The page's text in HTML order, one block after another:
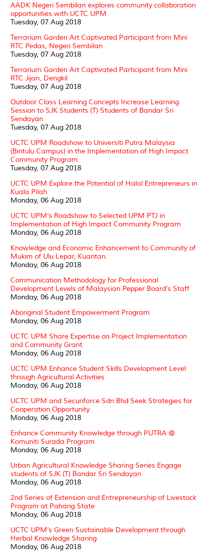
AADK Negeri Sembilan explores community collaboration
opportunities with UCTC UPM
Tuesday, 07 Aug 2018
Terrarium Garden Art Captivated Participant from Mini
RTC Pedas, Negeri Sembilan
Tuesday, 07 Aug 2018
Terrarium Garden Art Captivated Participant from Mini
RTC Jijan, Dengkil
Tuesday, 07 Aug 2018
Outdoor Class Learning Concepts Increase Learning
Session to SJK Students (T) Students of Bandar Sri
Sendayan
Tuesday, 07 Aug 2018
UCTC UPM Roadshow to Universiti Putra Malaysia
(Bintulu Campus) in the Implementation of High Impact
Community Program
Tuesday, 07 Aug 2018
UCTC UPM Explore the Potential of Halal Entrepreneurs in
Kuala Pilah
Monday, 06 Aug 2018
UCTC UPM’s Roadshow to Selected UPM PTJ in
Implementation of High Impact Community Program
Monday, 06 Aug 2018
Knowledge and Economic Enhancement to Community of
Mukim of Ulu Lepar, Kuantan.
Monday, 06 Aug 2018
Communication Methodology for Professional
Development Levels of Malaysian Pepper Board’s Staff
Monday, 06 Aug 2018
Aboriginal Student Empowerment Program
Monday, 06 Aug 2018
UCTC UPM Share Expertise on Project Implementation
and Community Grant
Monday, 06 Aug 2018
UCTC UPM Enhance Student Skills Development Level
through Agricultural Activities
Monday, 06 Aug 2018
UCTC UPM and Securiforce Sdn Bhd Seek Strategies for
Cooperation Opportunity
Monday, 06 Aug 2018
Enhance Community Knowledge through PUTRA @
Komuniti Surada Program
Monday, 06 Aug 2018
Urban Agricultural Knowledge Sharing Series Engage
students of SJK (T) Bandar Sri Sendayan
Monday, 06 Aug 2018
2nd Series of Extension and Entrepreneurship of Livestock
Program at Pahang State
Monday, 06 Aug 2018
UCTC UPM’s Green Sustainable Development through
Herbal Knowledge Sharing
Monday, 06 Aug 2018